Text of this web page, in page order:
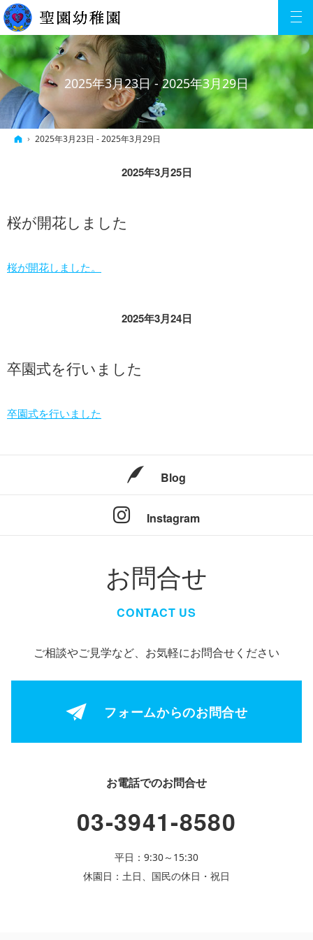
2025年3月23日 - 2025年3月29日
ホーム
2025年3月23日 - 2025年3月29日
2025年3月25日
桜が開花しました
桜が開花しました。
2025年3月24日
卒園式を行いました
卒園式を行いました
Blog
Instagram
お問合せ
CONTACT US
ご相談やご見学など、お気軽にお問合せください
フォームからのお問合せ
お電話でのお問合せ
03-3941-8580
平日：9:30～15:30
休園日：土日、国民の休日・祝日